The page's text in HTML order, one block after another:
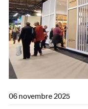
06 novembre 2025